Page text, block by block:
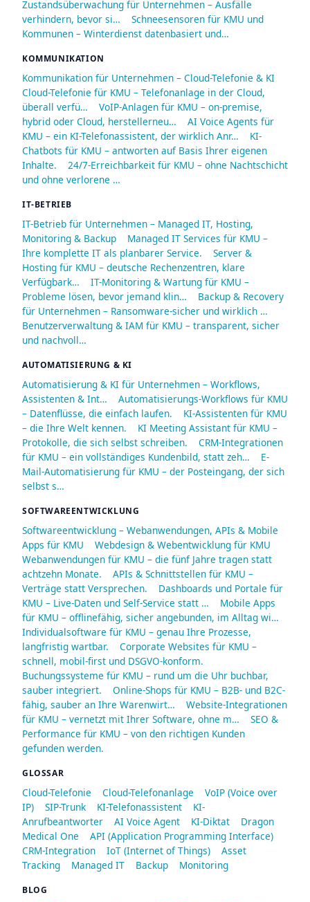
Zustandsüberwachung für Unternehmen – Ausfälle
verhindern, bevor si…
Schneesensoren für KMU und
Kommunen – Winterdienst datenbasiert und…
KOMMUNIKATION
Kommunikation für Unternehmen – Cloud-Telefonie & KI
Cloud-Telefonie für KMU – Telefonanlage in der Cloud,
überall verfü…
VoIP-Anlagen für KMU – on-premise,
hybrid oder Cloud, herstellerneu…
AI Voice Agents für
KMU – ein KI-Telefonassistent, der wirklich Anr…
KI-
Chatbots für KMU – antworten auf Basis Ihrer eigenen
Inhalte.
24/7-Erreichbarkeit für KMU – ohne Nachtschicht
und ohne verlorene …
IT-BETRIEB
IT-Betrieb für Unternehmen – Managed IT, Hosting,
Monitoring & Backup
Managed IT Services für KMU –
Ihre komplette IT als planbarer Service.
Server &
Hosting für KMU – deutsche Rechenzentren, klare
Verfügbark…
IT-Monitoring & Wartung für KMU –
Probleme lösen, bevor jemand klin…
Backup & Recovery
für Unternehmen – Ransomware-sicher und wirklich …
Benutzerverwaltung & IAM für KMU – transparent, sicher
und nachvoll…
AUTOMATISIERUNG & KI
Automatisierung & KI für Unternehmen – Workflows,
Assistenten & Int…
Automatisierungs-Workflows für KMU
– Datenflüsse, die einfach laufen.
KI-Assistenten für KMU
– die Ihre Welt kennen.
KI Meeting Assistant für KMU –
Protokolle, die sich selbst schreiben.
CRM-Integrationen
für KMU – ein vollständiges Kundenbild, statt zeh…
E-
Mail-Automatisierung für KMU – der Posteingang, der sich
selbst s…
SOFTWAREENTWICKLUNG
Softwareentwicklung – Webanwendungen, APIs & Mobile
Apps für KMU
Webdesign & Webentwicklung für KMU
Webanwendungen für KMU – die fünf Jahre tragen statt
achtzehn Monate.
APIs & Schnittstellen für KMU –
Verträge statt Versprechen.
Dashboards und Portale für
KMU – Live-Daten und Self-Service statt …
Mobile Apps
für KMU – offlinefähig, sicher angebunden, im Alltag wi…
Individualsoftware für KMU – genau Ihre Prozesse,
langfristig wartbar.
Corporate Websites für KMU –
schnell, mobil-first und DSGVO-konform.
Buchungssysteme für KMU – rund um die Uhr buchbar,
sauber integriert.
Online-Shops für KMU – B2B- und B2C-
fähig, sauber an Ihre Warenwirt…
Website-Integrationen
für KMU – vernetzt mit Ihrer Software, ohne m…
SEO &
Performance für KMU – von den richtigen Kunden
gefunden werden.
GLOSSAR
Cloud-Telefonie Cloud-Telefonanlage
VoIP (Voice over
IP)
SIP-Trunk KI-Telefonassistent
KI-
Anrufbeantworter
AI Voice Agent KI-Diktat
Dragon
Medical One
API (Application Programming Interface)
CRM-Integration
IoT (Internet of Things)
Asset
Tracking
Managed IT Backup Monitoring
BLOG